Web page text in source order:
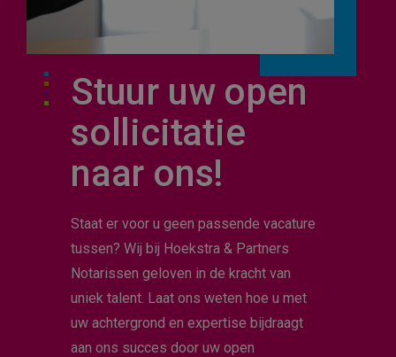
Hoe kunnen we je
helpen?
Stuur uw open
sollicitatie
naar ons!
Staat er voor u geen passende vacature
tussen? Wij bij Hoekstra & Partners
Notarissen geloven in de kracht van
uniek talent. Laat ons weten hoe u met
uw achtergrond en expertise bijdraagt
aan ons succes door uw open